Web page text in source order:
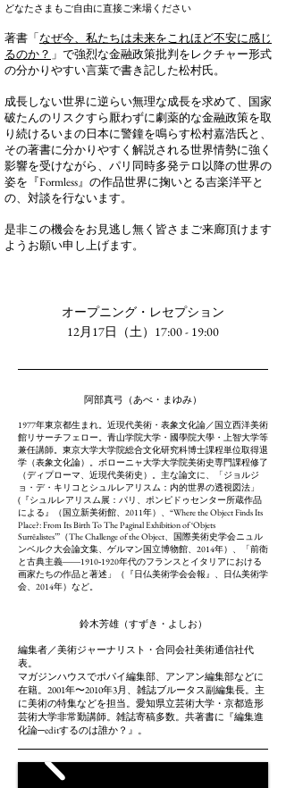
どなたさまもご自由に直接ご来場ください
著書「なぜ今、私たちは未来をこれほど不安に感じ
るのか？ 」で強烈な金融政策批判をレクチャー形式
の分かりやすい言葉で書き記した松村氏。
成長しない世界に逆らい無理な成長を求めて、国家
破たんのリスクすら厭わずに劇薬的な金融政策を取
り続けるいまの日本に警鐘を鳴らす松村嘉浩氏と、
その著書に分かりやすく解説される世界情勢に強く
影響を受けながら、パリ同時多発テロ以降の世界の
姿を『Formless』の作品世界に掬いとる吉楽洋平と
の、対談を行ないます。
是非この機会をお見逃し無く皆さまご来廊頂けます
ようお願い申し上げます。
オープニング・レセプション
12月 17日（土） 17:00- 19:00
阿部真弓（あべ・まゆみ）
1977年東京都生まれ。近現代美術・表象文化論／国立西洋美術
館リサーチフェロー。青山学院大学・國學院大學・上智大学等
兼任講師。東京大学大学院総合文化研究科博士課程単位取得退
学（表象文化論）。ボローニャ大学大学院美術史専門課程修了
（ディプローマ、近現代美術史）。主な論文に、「ジョルジ
ョ・デ・キリコとシュルレアリスム：内的世界の透視図法」
(『シュルレアリスム展：パリ、ポンピドゥセンター所蔵作品
による』（国立新美術館、2011年）、“Where the Object Finds Its
Place?: From Its Birth To The Paginal Exhibition of ‘Objets
Surrēalistes’”（The Challenge of the Object、国際美術史学会ニュル
ンベルク大会論文集、ゲルマン国立博物館、2014年）、「前衛
と古典主義――1910‐1920年代のフランスとイタリアにおける
画家たちの作品と著述」（『日仏美術学会会報』、日仏美術学
会、2014年）など。
鈴木芳雄（すずき・よしお）
編集者／美術ジャーナリスト・合同会社美術通信社代
表。
マガジンハウスでポパイ編集部、アンアン編集部などに
在籍。2001年〜2010年3月、雑誌ブルータス副編集長。主
に美術の特集などを担当。愛知県立芸術大学・京都造形
芸術大学非常勤講師。雑誌寄稿多数。共著書に『編集進
化論─editするのは誰か？』。